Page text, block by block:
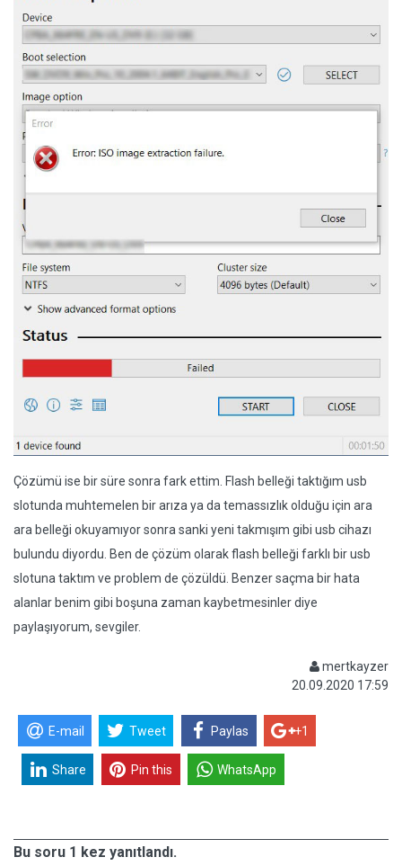
Çözümü ise bir süre sonra fark ettim. Flash belleği taktığım usb
slotunda muhtemelen bir arıza ya da temassızlık olduğu için ara
ara belleği okuyamıyor sonra sanki yeni takmışım gibi usb cihazı
bulundu diyordu. Ben de çözüm olarak flash belleği farklı bir usb
slotuna taktım ve problem de çözüldü. Benzer saçma bir hata
alanlar benim gibi boşuna zaman kaybetmesinler diye
paylaşıyorum, sevgiler.
mertkayzer
20.09.2020 17:59
E-mail Tweet Paylas +1
Share Pin this WhatsApp
Bu soru 1 kez yanıtlandı.